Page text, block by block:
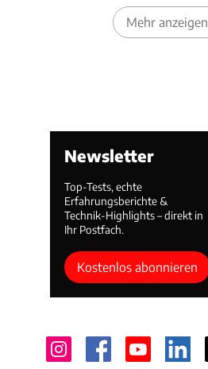
Mehr anzeigen
Newsletter
Top-Tests, echte
Erfahrungsberichte &
Technik-Highlights – direkt in
Ihr Postfach.
Kostenlos abonnieren